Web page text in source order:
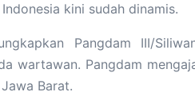
kini sudah dinamis.
Pangdam III/
wartawan. Pangdam
Barat.